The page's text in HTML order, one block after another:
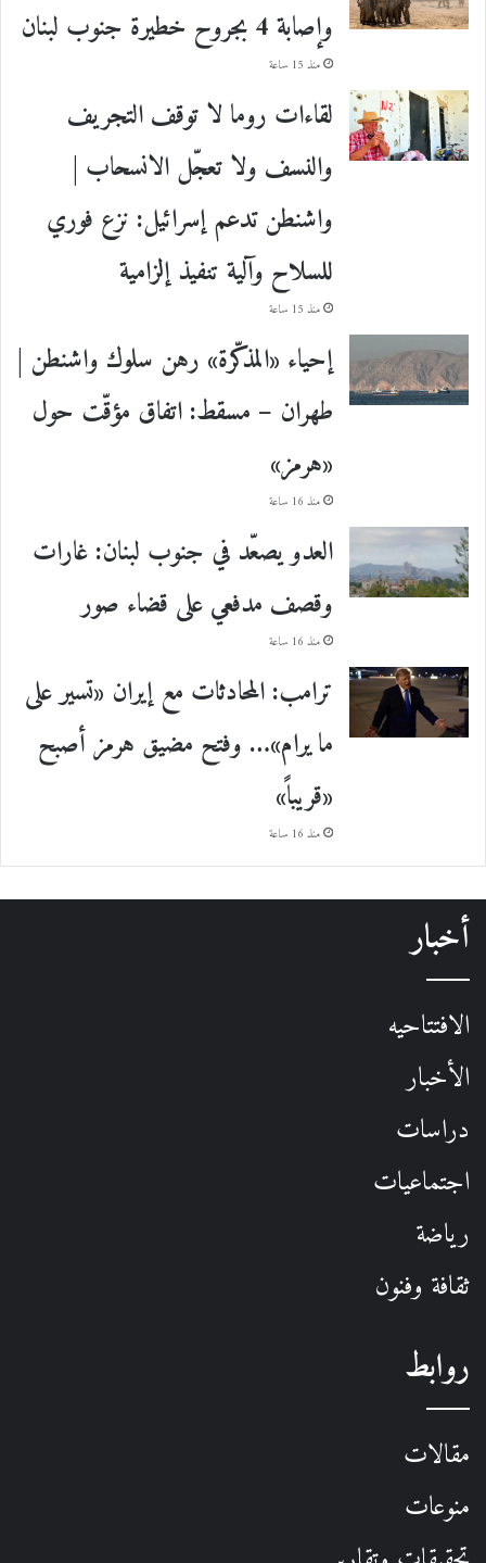
وإصابة 4 بجروح خطيرة جنوب لبنان
منذ 15 ساعة
لقاءات روما لا توقف التجريف
والنسف ولا تعجّل الانسحاب |
واشنطن تدعم إسرائيل: نزع فوري
للسلاح وآلية تنفيذ إلزامية
منذ 15 ساعة
إحياء «المذكّرة» رهن سلوك واشنطن |
طهران – مسقط: اتفاق مؤقّت حول
«هرمز»
منذ 16 ساعة
العدو يصعّد في جنوب لبنان: غارات
وقصف مدفعي على قضاء صور
منذ 16 ساعة
ترامب: المحادثات مع إيران «تسير على
ما يرام»… وفتح مضيق هرمز أصبح
«قريباً»
منذ 16 ساعة
أخبار
الافتتاحيه
الأخبار
دراسات
اجتماعيات
رياضة
ثقافة وفنون
روابط
مقالات
منوعات